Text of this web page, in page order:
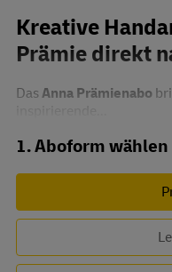
Kreative
Prämie direkt
Das Anna Prämienabo
Abo
1. Aboform wählen